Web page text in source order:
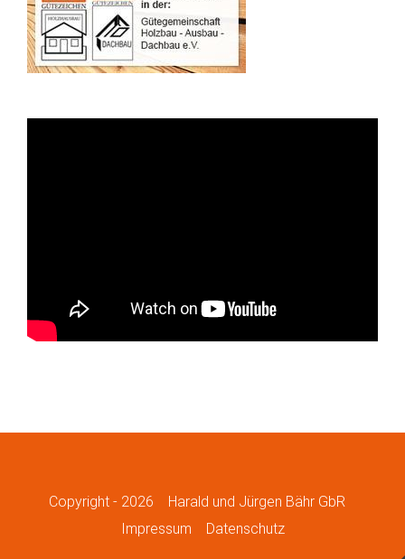
Copyright - 2026 Harald und Jürgen Bähr GbR
Impressum
Datenschutz